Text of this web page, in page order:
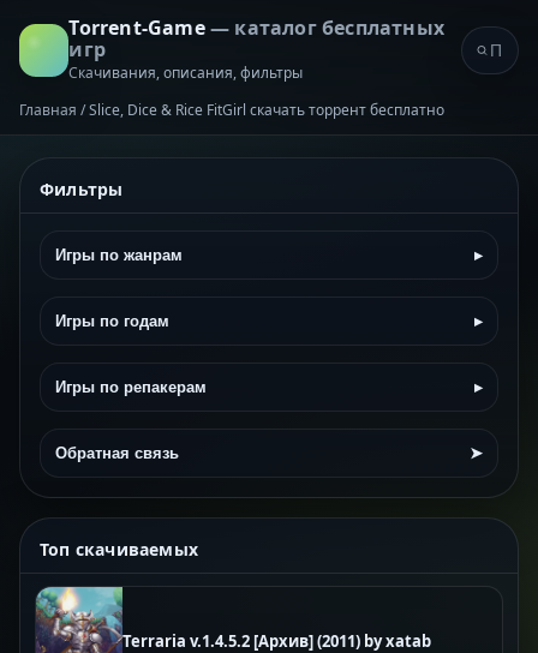
Torrent-Game— каталог бесплатных
игр
Скачивания, описания, фильтры
Главная /Slice, Dice & Rice FitGirl скачать торрент бесплатно
Фильтры
Игры по жанрам ▸
Игры по годам ▸
Игры по репакерам ▸
Обратная связь ➤
Топ скачиваемых
Terraria v.1.4.5.2 [Архив] (2011) by xatab